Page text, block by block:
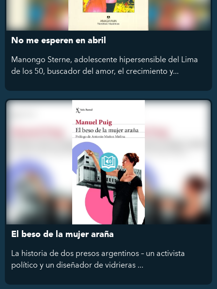
No me esperen en abril
Manongo Sterne, adolescente hipersensible del Lima
de los 50, buscador del amor, el crecimiento y...
El beso de la mujer araña
La historia de dos presos argentinos – un activista
político y un diseñador de vidrieras ...